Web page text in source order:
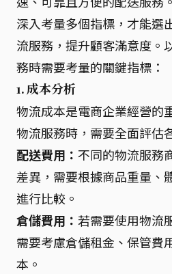
深入考量多個指標，才能選
流服務，提升顧客滿意度。
務時需要考量的關鍵指標：
1. 成本分析
物流成本是電商企業經營的
物流服務時，需要全面評估
配送費用： 不同的物流服務
差異，需要根據商品重量、
進行比較。
倉儲費用： 若需要使用物流
需要考慮倉儲租金、保管費
本。